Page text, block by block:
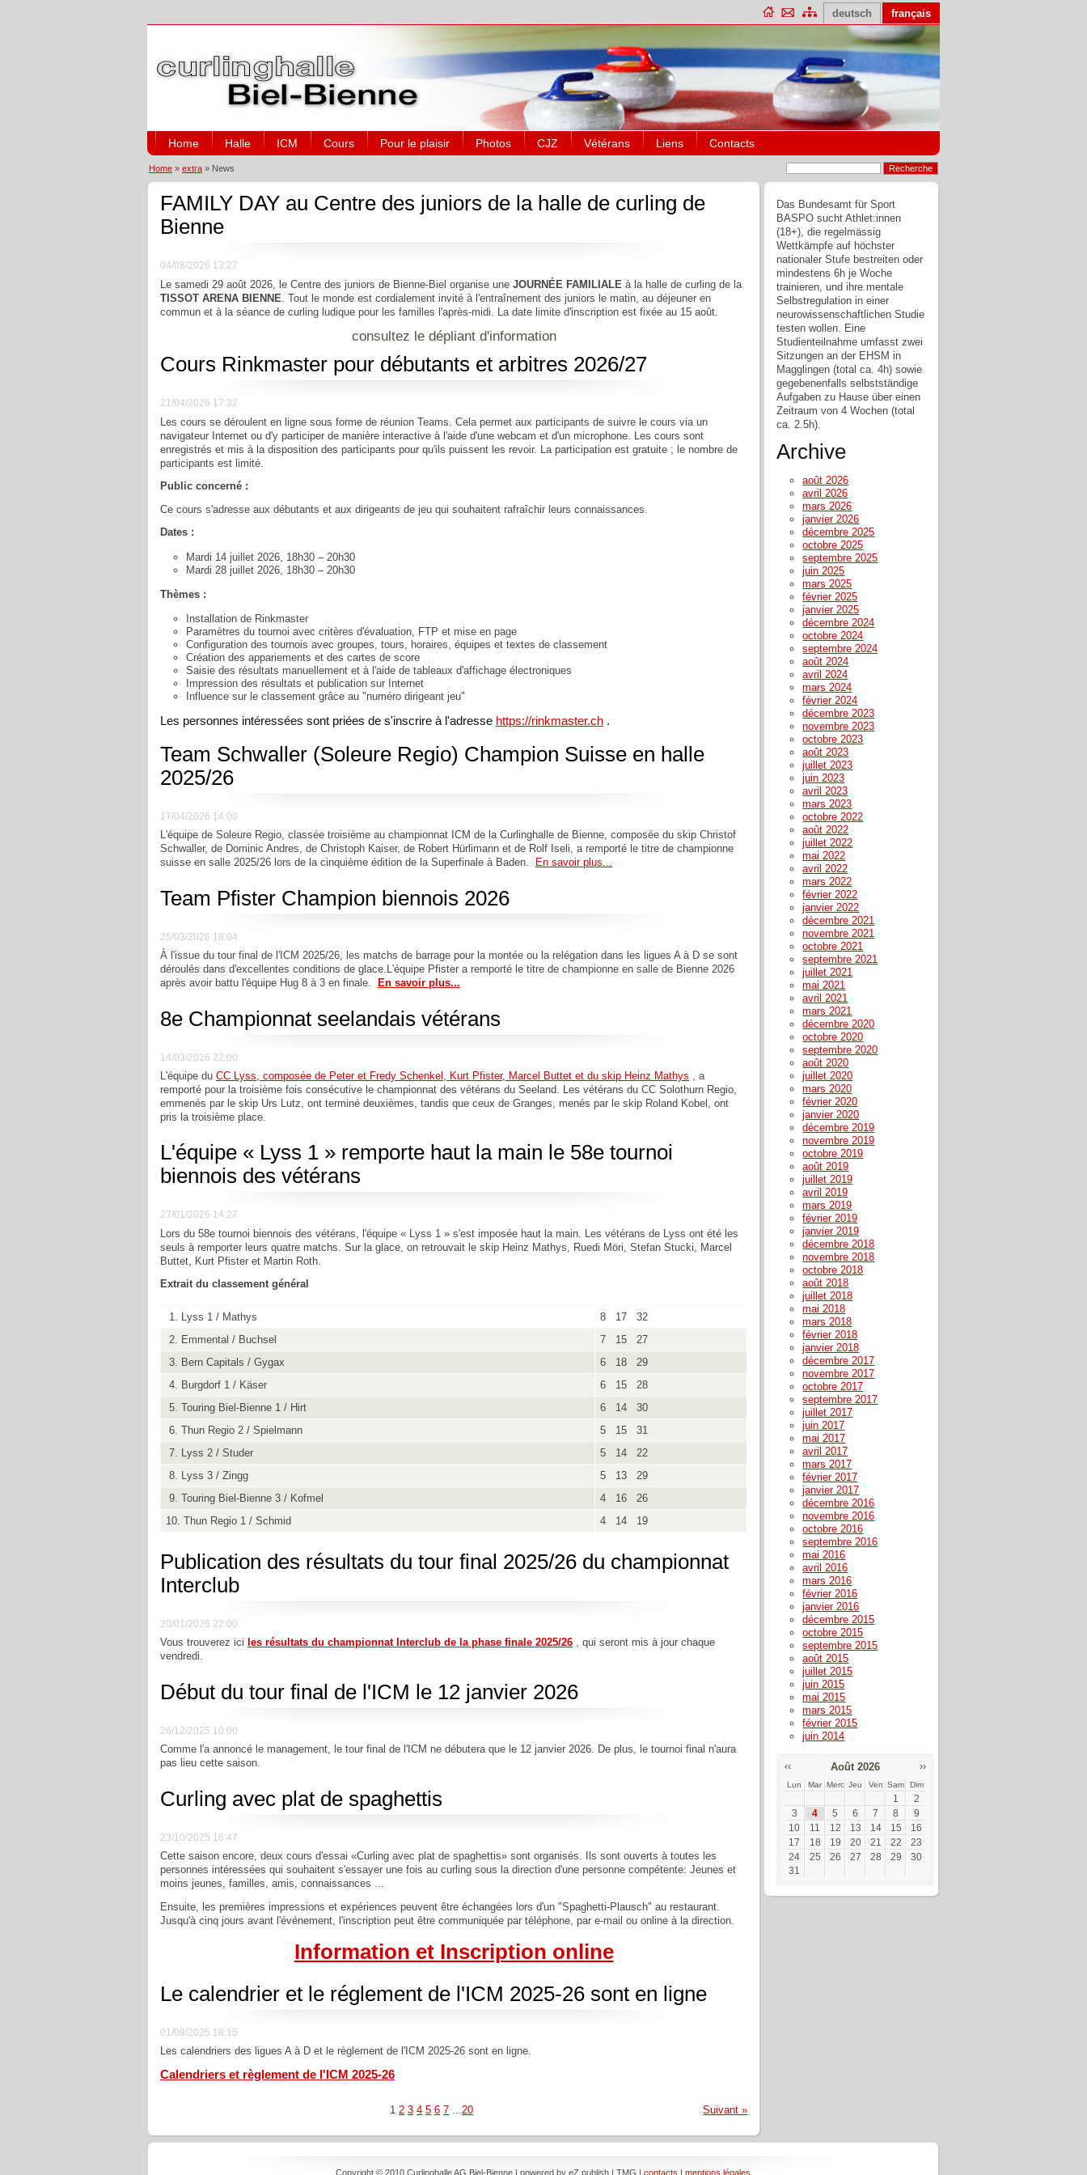
deutsch français
Home Halle ICM Cours Pour le plaisir Photos CJZ Vétérans Liens Contacts
Home » extra » News
FAMILY DAY au Centre des juniors de la halle de curling de
Bienne
04/08/2026 13:27
Le samedi 29 août 2026, le Centre des juniors de Bienne-Biel organise une JOURNÉE FAMILIALE à la halle de curling de la
TISSOT ARENA BIENNE . Tout le monde est cordialement invité à l'entraînement des juniors le matin, au déjeuner en
commun et à la séance de curling ludique pour les familles l'après-midi. La date limite d'inscription est fixée au 15 août.
consultez le dépliant d'information
Cours Rinkmaster pour débutants et arbitres 2026/27
21/04/2026 17:32
Les cours se déroulent en ligne sous forme de réunion Teams. Cela permet aux participants de suivre le cours via un
navigateur Internet ou d'y participer de manière interactive à l'aide d'une webcam et d'un microphone. Les cours sont
enregistrés et mis à la disposition des participants pour qu'ils puissent les revoir. La participation est gratuite ; le nombre de
participants est limité.
Public concerné :
Ce cours s'adresse aux débutants et aux dirigeants de jeu qui souhaitent rafraîchir leurs connaissances.
Dates :
Mardi 14 juillet 2026, 18h30 – 20h30
Mardi 28 juillet 2026, 18h30 – 20h30
Thèmes :
Installation de Rinkmaster
Paramètres du tournoi avec critères d'évaluation, FTP et mise en page
Configuration des tournois avec groupes, tours, horaires, équipes et textes de classement
Création des appariements et des cartes de score
Saisie des résultats manuellement et à l'aide de tableaux d'affichage électroniques
Impression des résultats et publication sur Internet
Influence sur le classement grâce au "numéro dirigeant jeu"
Les personnes intéressées sont priées de s'inscrire à l'adresse https://rinkmaster.ch .
Team Schwaller (Soleure Regio) Champion Suisse en halle
2025/26
17/04/2026 14:00
L'équipe de Soleure Regio, classée troisième au championnat ICM de la Curlinghalle de Bienne, composée du skip Christof
Schwaller, de Dominic Andres, de Christoph Kaiser, de Robert Hürlimann et de Rolf Iseli, a remporté le titre de championne
suisse en salle 2025/26 lors de la cinquième édition de la Superfinale à Baden.
En savoir plus...
Team Pfister Champion biennois 2026
25/03/2026 18:04
À l'issue du tour final de l'ICM 2025/26, les matchs de barrage pour la montée ou la relégation dans les ligues A à D se sont
déroulés dans d'excellentes conditions de glace.L'équipe Pfister a remporté le titre de championne en salle de Bienne 2026
après avoir battu l'équipe Hug 8 à 3 en finale.
En savoir plus...
8e Championnat seelandais vétérans
14/03/2026 22:00
L'équipe du CC Lyss, composée de Peter et Fredy Schenkel, Kurt Pfister, Marcel Buttet et du skip Heinz Mathys , a
remporté pour la troisième fois consécutive le championnat des vétérans du Seeland. Les vétérans du CC Solothurn Regio,
emmenés par le skip Urs Lutz, ont terminé deuxièmes, tandis que ceux de Granges, menés par le skip Roland Kobel, ont
pris la troisième place.
L'équipe « Lyss 1 » remporte haut la main le 58e tournoi
biennois des vétérans
27/01/2026 14:27
Lors du 58e tournoi biennois des vétérans, l'équipe « Lyss 1 » s'est imposée haut la main. Les vétérans de Lyss ont été les
seuls à remporter leurs quatre matchs. Sur la glace, on retrouvait le skip Heinz Mathys, Ruedi Möri, Stefan Stucki, Marcel
Buttet, Kurt Pfister et Martin Roth.
Extrait du classement général
1. Lyss 1 / Mathys
8 17 32
2. Emmental / Buchsel
7 15 27
3. Bern Capitals / Gygax
6 18 29
4. Burgdorf 1 / Käser
6 15 28
5. Touring Biel-Bienne 1 / Hirt
6 14 30
6. Thun Regio 2 / Spielmann
5 15 31
7. Lyss 2 / Studer
5 14 22
8. Lyss 3 / Zingg
5 13 29
9. Touring Biel-Bienne 3 / Kofmel
4 16 26
10. Thun Regio 1 / Schmid
4 14 19
Publication des résultats du tour final 2025/26 du championnat
Interclub
20/01/2026 22:00
Vous trouverez ici les résultats du championnat Interclub de la phase finale 2025/26 , qui seront mis à jour chaque
vendredi.
Début du tour final de l'ICM le 12 janvier 2026
26/12/2025 10:00
Comme l'a annoncé le management, le tour final de l'ICM ne débutera que le 12 janvier 2026. De plus, le tournoi final n'aura
pas lieu cette saison.
Curling avec plat de spaghettis
23/10/2025 16:47
Cette saison encore, deux cours d'essai «Curling avec plat de spaghettis» sont organisés. Ils sont ouverts à toutes les
personnes intéressées qui souhaitent s'essayer une fois au curling sous la direction d'une personne compétente: Jeunes et
moins jeunes, familles, amis, connaissances ...
Ensuite, les premières impressions et expériences peuvent être échangées lors d'un "Spaghetti-Plausch" au restaurant.
Jusqu'à cinq jours avant l'événement, l'inscription peut être communiquée par téléphone, par e-mail ou online à la direction.
Information et Inscription online
Le calendrier et le réglement de l'ICM 2025-26 sont en ligne
01/09/2025 18:15
Les calendriers des ligues A à D et le règlement de l'ICM 2025-26 sont en ligne.
Calendriers et règlement de l'ICM 2025-26
Suivant »
1 2 3 4 5 6 7 20
Das Bundesamt für Sport
BASPO sucht Athlet:innen
(18+), die regelmässig
Wettkämpfe auf höchster
nationaler Stufe bestreiten oder
mindestens 6h je Woche
trainieren, und ihre mentale
Selbstregulation in einer
neurowissenschaftlichen Studie
testen wollen. Eine
Studienteilnahme umfasst zwei
Sitzungen an der EHSM in
Magglingen (total ca. 4h) sowie
gegebenenfalls selbstständige
Aufgaben zu Hause über einen
Zeitraum von 4 Wochen (total
ca. 2.5h).
Archive
août 2026
avril 2026
mars 2026
janvier 2026
décembre 2025
octobre 2025
septembre 2025
juin 2025
mars 2025
février 2025
janvier 2025
décembre 2024
octobre 2024
septembre 2024
août 2024
avril 2024
mars 2024
février 2024
décembre 2023
novembre 2023
octobre 2023
août 2023
juillet 2023
juin 2023
avril 2023
mars 2023
octobre 2022
août 2022
juillet 2022
mai 2022
avril 2022
mars 2022
février 2022
janvier 2022
décembre 2021
novembre 2021
octobre 2021
septembre 2021
juillet 2021
mai 2021
avril 2021
mars 2021
décembre 2020
octobre 2020
septembre 2020
août 2020
juillet 2020
mars 2020
février 2020
janvier 2020
décembre 2019
novembre 2019
octobre 2019
août 2019
juillet 2019
avril 2019
mars 2019
février 2019
janvier 2019
décembre 2018
novembre 2018
octobre 2018
août 2018
juillet 2018
mai 2018
mars 2018
février 2018
janvier 2018
décembre 2017
novembre 2017
octobre 2017
septembre 2017
juillet 2017
juin 2017
mai 2017
avril 2017
mars 2017
février 2017
janvier 2017
décembre 2016
novembre 2016
octobre 2016
septembre 2016
mai 2016
avril 2016
mars 2016
février 2016
janvier 2016
décembre 2015
octobre 2015
septembre 2015
août 2015
juillet 2015
juin 2015
mai 2015
mars 2015
février 2015
juin 2014
‹‹ ››
Août 2026
Lun Mar Merc Jeu Ven Sam Dim
1
2
3
4 5 6 7 8
9
10
11 12 13 14 15
16
17
18 19 20 21 22
23
24
25 26 27 28 29
30
31
Copyright © 2010 Curlinghalle AG Biel-Bienne | powered by eZ publish | TMG | contacts | mentions légales